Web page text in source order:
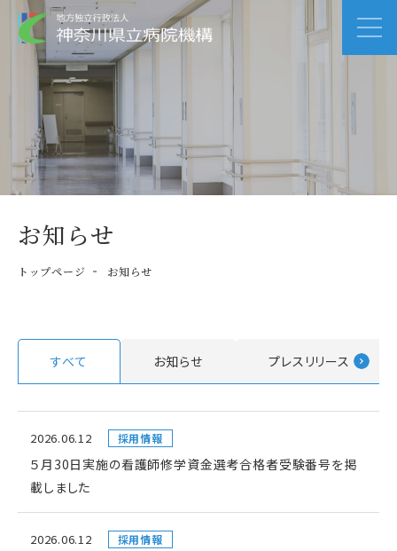
お知らせ
トップページ お知らせ
すべて お知らせ プレスリリース
2026.06.12 採用情報
５月30日実施の看護師修学資金選考合格者受験番号を掲
載しました
2026.06.12 採用情報